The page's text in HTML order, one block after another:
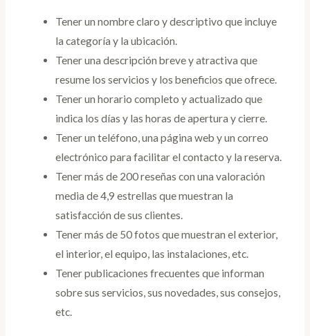
Tener un nombre claro y descriptivo que incluye
la categoría y la ubicación.
Tener una descripción breve y atractiva que
resume los servicios y los beneficios que ofrece.
Tener un horario completo y actualizado que
indica los días y las horas de apertura y cierre.
Tener un teléfono, una página web y un correo
electrónico para facilitar el contacto y la reserva.
Tener más de 200 reseñas con una valoración
media de 4,9 estrellas que muestran la
satisfacción de sus clientes.
Tener más de 50 fotos que muestran el exterior,
el interior, el equipo, las instalaciones, etc.
Tener publicaciones frecuentes que informan
sobre sus servicios, sus novedades, sus consejos,
etc.